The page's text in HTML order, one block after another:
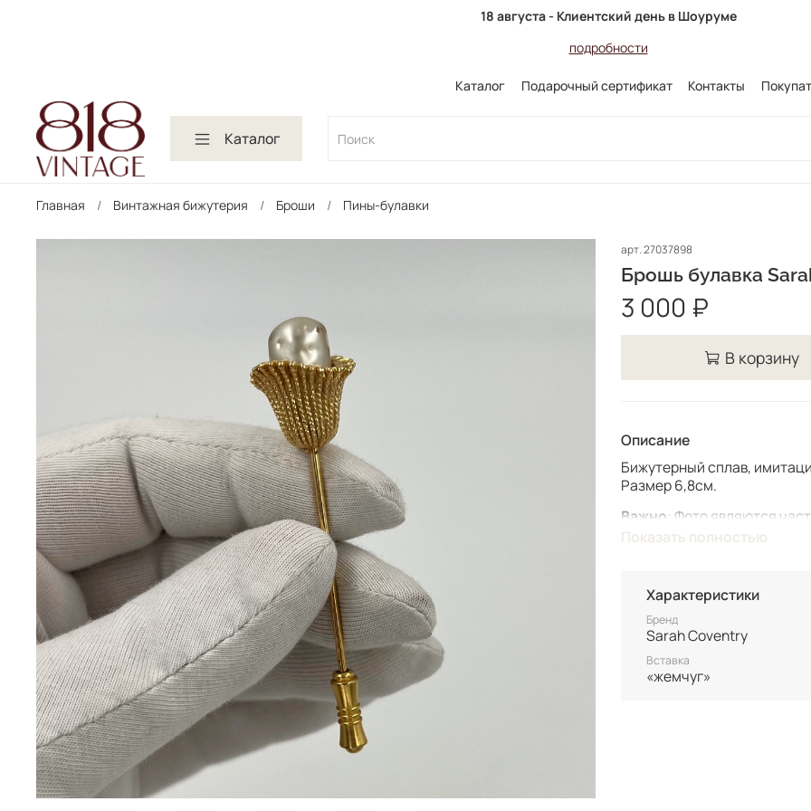
18 августа - Клиентский день в Шоуруме
подробности
Каталог Подарочный сертификат Контакты
Каталог
Главная Винтажная бижутерия Броши Пины-булавки
арт.27037898
Брошь булавка
3 000 ₽
В корзину
Описание
Бижутерный сплав,
Размер 6,8см.
Важно: Фото являются
винтаж, который может
Все товары представлены
после 100% оплаты.
Неоплаченные заказы
Показать полностью
Характеристики
Бренд
Sarah Coventry
Вставка
«жемчуг»